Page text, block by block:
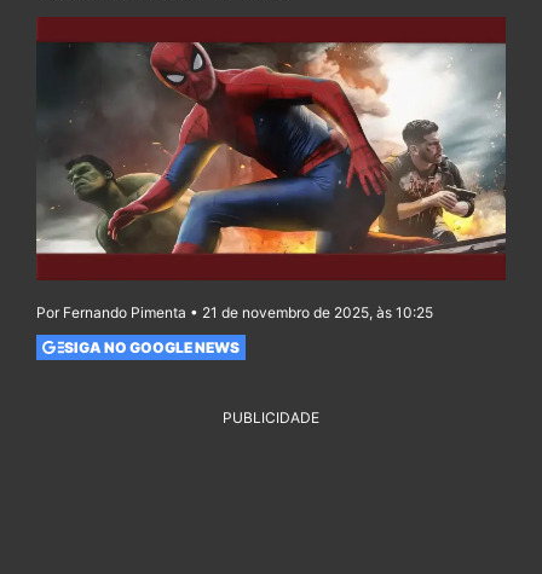
Por Fernando Pimenta • 21 de novembro de 2025, às 10:25
SIGA NO GOOGLE NEWS
PUBLICIDADE